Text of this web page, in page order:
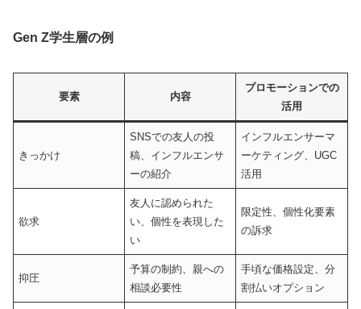
Gen Z学生層の例
要素 内容
プロモーションでの
活用
きっかけ
SNSでの友人の投
稿、インフルエンサ
ーの紹介
インフルエンサーマ
ーケティング、UGC
活用
欲求
友人に認められた
い、個性を表現した
い
限定性、個性化要素
の訴求
抑圧
予算の制約、親への
相談必要性
手頃な価格設定、分
割払いオプション